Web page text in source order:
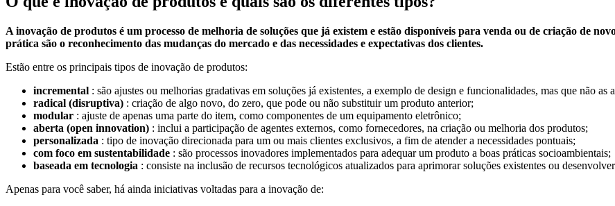
A inovação de produtos é um processo de melhoria de soluções que já existem e estão disponíveis para venda ou de criação de
prática são o reconhecimento das mudanças do mercado e das necessidades e expectativas dos clientes.
Estão entre os principais tipos de inovação de produtos:
incremental : são ajustes ou melhorias gradativas em soluções já existentes, a exemplo de design e funcionalidades, mas que não as
radical (disruptiva) : criação de algo novo, do zero, que pode ou não substituir um produto anterior;
modular : ajuste de apenas uma parte do item, como componentes de um equipamento eletrônico;
aberta (open innovation) : inclui a participação de agentes externos, como fornecedores, na criação ou melhoria dos produtos;
personalizada : tipo de inovação direcionada para um ou mais clientes exclusivos, a fim de atender a necessidades pontuais;
com foco em sustentabilidade : são processos inovadores implementados para adequar um produto a boas práticas socioambientais;
baseada em tecnologia : consiste na inclusão de recursos tecnológicos atualizados para aprimorar soluções existentes ou
Apenas para você saber, há ainda iniciativas voltadas para a inovação de: